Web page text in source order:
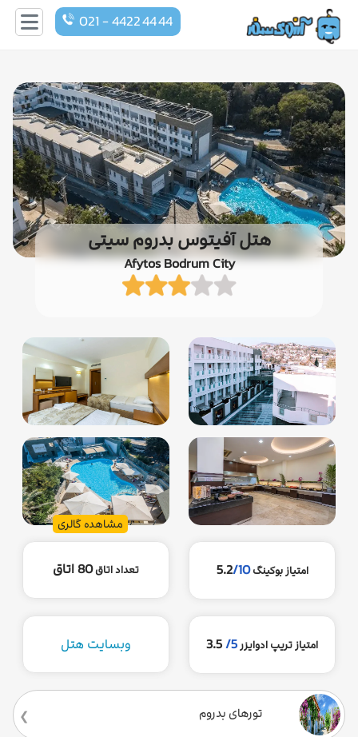
021 - 4422 44 44
هتل آفیتوس بدروم سیتی
Afytos Bodrum City
مشاهده گالری
امتیاز بوکینگ 5.2/10 تعداد اتاق80 اتاق
امتیاز تریپ ادوایزر5/ وبسایت هتل
تورهای بدروم